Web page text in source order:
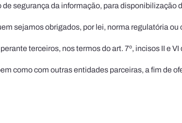
segurança da informação, para disponibilização
sejamos obrigados, por lei, norma regulatória ou
terceiros, nos termos do art. 7º, incisos II e VI
como com outras entidades parceiras, a fim de